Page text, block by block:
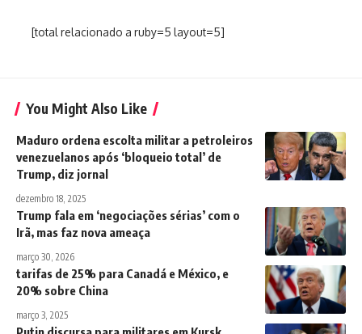
[total relacionado a ruby=5 layout=5]
You Might Also Like
Maduro ordena escolta militar a petroleiros
venezuelanos após ‘bloqueio total’ de
Trump, diz jornal
dezembro 18, 2025
Trump fala em ‘negociações sérias’ com o
Irã, mas faz nova ameaça
março 30, 2026
tarifas de 25% para Canadá e México, e
20% sobre China
março 3, 2025